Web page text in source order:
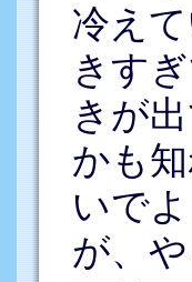
冷え
きす
きが
かも
いで
が、